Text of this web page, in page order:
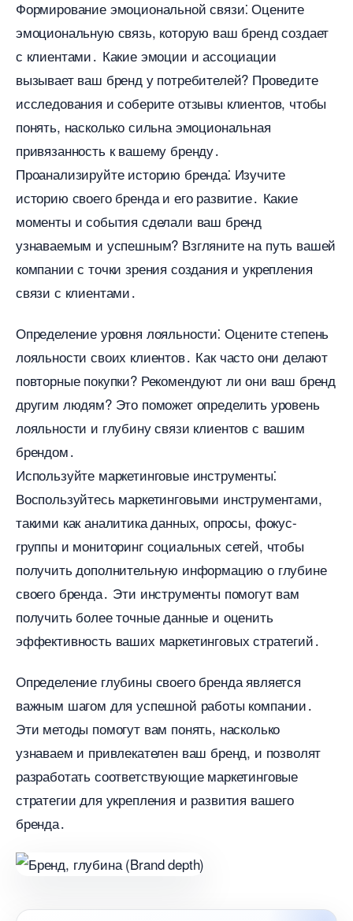
Формирование эмоциональной связи⁚ Оцените
эмоциональную связь, которую ваш бренд создает
с клиентами․ Какие эмоции и ассоциации
ызывает ваш бренд у потребителей?​ Проведите
исследования и соберите отзывы клиентов, чтобы
понять, насколько сильна эмоциональная
привязанность к вашему бренду․
Проанализируйте историю бренда⁚ Изучите
историю своего бренда и его развитие․ Какие
моменты и события сделали ваш бренд
узнаваемым и успешным?​ Взгляните на путь вашей
компании с точки зрения создания и укрепления
связи с клиентами․
Определение уровня лояльности⁚ Оцените степень
лояльности своих клиентов․ Как часто они делают
повторные покупки?​ Рекомендуют ли они ваш бренд
другим людям?​ Это поможет определить уровень
лояльности и глубину связи клиентов с вашим
рендом․
Используйте маркетинговые инструменты⁚
оспользуйтесь маркетинговыми инструментами,
такими как аналитика данных, опросы, фокус-
руппы и мониторинг социальных сетей, чтобы
получить дополнительную информацию о глубине
своего бренда․ Эти инструменты помогут вам
получить более точные данные и оценить
эффективность ваших маркетинговых стратегий․
Определение глубины своего бренда является
ажным шагом для успешной работы компании․
Эти методы помогут вам понять, насколько
узнаваем и привлекателен ваш бренд, и позволят
разработать соответствующие маркетинговые
стратегии для укрепления и развития вашего
ренда․